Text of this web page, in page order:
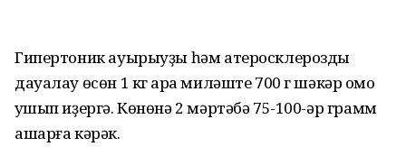
Гипертоник ауырыуҙы һәм атеросклерозды
дауалау өсөн 1 кг ҡара миләште 700 г шәкәр ҡомо
ҡушып иҙергә. Көнөнә 2 мәртәбә 75-100-әр грамм
ашарға кәрәк.